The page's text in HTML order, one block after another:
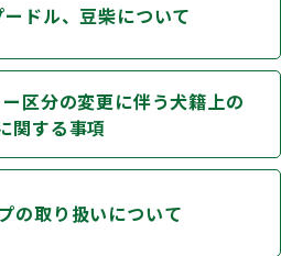
ドル、豆柴について
区分の変更に伴う犬籍上の
関する事項
の取り扱いについて